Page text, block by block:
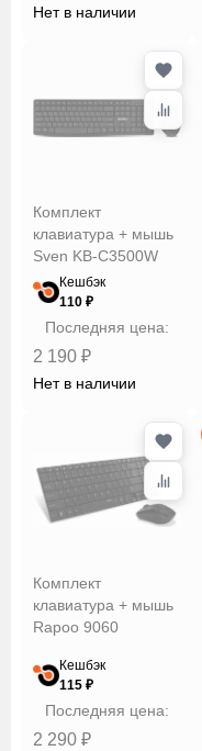
Нет в наличии
Комплект
клавиатура + мышь
Sven KB-C3500W
Кешбэк
110 ₽
Последняя цена:
2 190 ₽
Нет в наличии
Комплект
клавиатура + мышь
Rapoo 9060
Кешбэк
115 ₽
Последняя цена:
2 290 ₽